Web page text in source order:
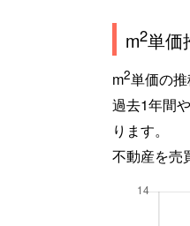
m2単価
m2単価の推
過去1年間
ります。
不動産を売